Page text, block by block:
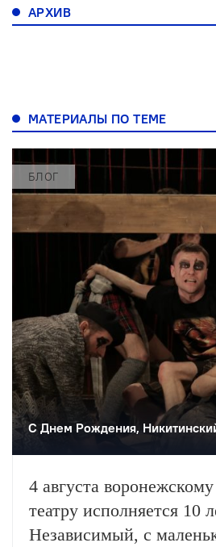
АРХИВ
МАТЕРИАЛЫ ПО ТЕМЕ
БЛОГ
С Днем Рождения,
4 августа
театру исполняется 10
Независимый, с